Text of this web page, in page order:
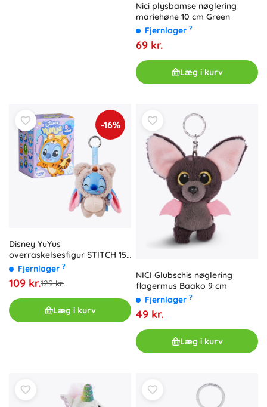
Nici plysbamse nøglering
mariehøne 10 cm Green
Fjernlager ?
69 kr.
Læg i kurv
-16%
Disney YuYus
overraskelsesfigur STITCH 15
cmFjernlager ?
109 kr.129 kr.
Læg i kurv
NICI Glubschis nøglering
flagermus Baako 9 cm
Fjernlager ?
49 kr.
Læg i kurv